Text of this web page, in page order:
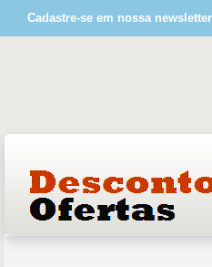
Cadastre-se em nossa